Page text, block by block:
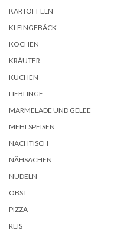
KARTOFFELN
KLEINGEBÄCK
KOCHEN
KRÄUTER
KUCHEN
LIEBLINGE
MARMELADE UND GELEE
MEHLSPEISEN
NACHTISCH
NÄHSACHEN
NUDELN
OBST
PIZZA
REIS